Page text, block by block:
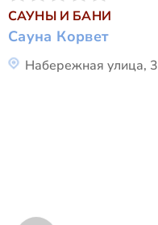
САУНЫ И БАНИ
Сауна Корвет
Набережная улица, 3